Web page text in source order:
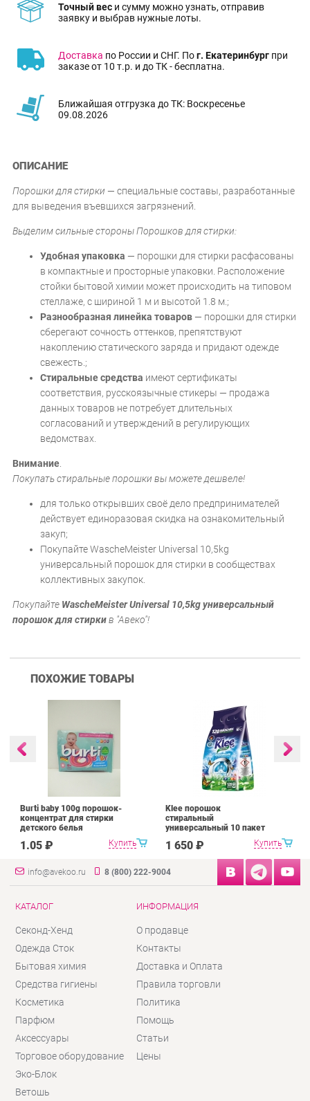
Точный вес и сумму можно узнать, отправив
заявку и выбрав нужные лоты.
Доставка по России и СНГ. Пог. Екатеринбург при
заказе от 10 т.р. и до ТК - бесплатна.
Ближайшая отгрузка до ТК: Воскресенье
09.08.2026
ОПИСАНИЕ
Порошки для стирки — специальные составы, разработанные
для выведения въевшихся загрязнений.
Выделим сильные стороны Порошков для стирки:
Удобная упаковка — порошки для стирки расфасованы
в компактные и просторные упаковки. Расположение
стойки бытовой химии может происходить на типовом
стеллаже, с шириной 1 м и высотой 1.8 м.;
Разнообразная линейка товаров — порошки для стирки
сберегают сочность оттенков, препятствуют
накоплению статического заряда и придают одежде
свежесть.;
Стиральные средства имеют сертификаты
соответствия, русскоязычные стикеры — продажа
данных товаров не потребует длительных
согласований и утверждений в регулирующих
ведомствах.
Внимание.
Покупать стиральные порошки вы можете дешвеле!
для только открывших своё дело предпринимателей
действует единоразовая скидка на ознакомительный
закуп;
Покупайте WascheMeister Universal 10,5kg
универсальный порошок для стирки в сообществах
коллективных закупок.
Покупайте WascheMeister Universal 10,5kg универсальный
порошок для стиркив "Авеко"!
ПОХОЖИЕ ТОВАРЫ
Купить
Burti baby 100g порошок-
концентрат для стирки
детского белья
1.05 ₽ Купить
Klee порошок
стиральный
универсальный 10 пакет
1 650 ₽
info@avekoo.ru 8 (800) 222-9004
КАТАЛОГ
Секонд-Хенд
Одежда Сток
Бытовая химия
Средства гигиены
Косметика
Парфюм
Аксессуары
Торговое оборудование
Эко-Блок
Ветошь
ИНФОРМАЦИЯ
О продавце
Контакты
Доставка и Оплата
Правила торговли
Политика
Помощь
Статьи
Цены